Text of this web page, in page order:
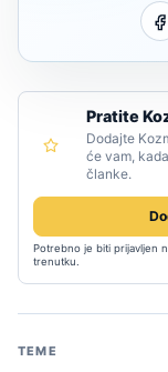
Pratite
Dodajte
će vam,
članke.
Potrebno je biti prijavljen
trenutku.
TEME